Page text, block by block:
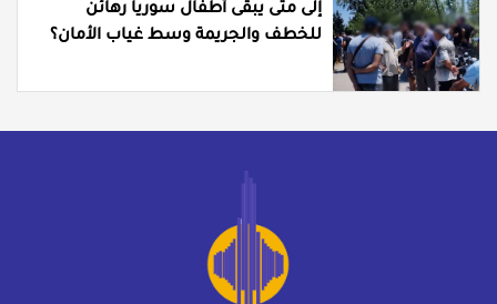
إلى متى يبقى أطفال سوريا رهائن
للخطف والجريمة وسط غياب الأمان؟